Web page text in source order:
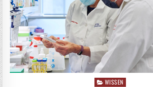
Posted
WISSEN